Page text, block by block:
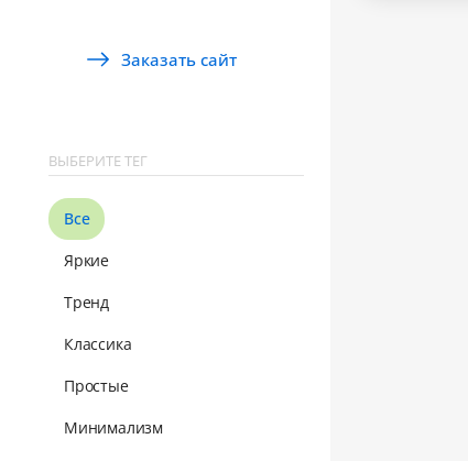
Заказать сайт
ВЫБЕРИТЕ ТЕГ
Все
Яркие
Тренд
Классика
Простые
Минимализм